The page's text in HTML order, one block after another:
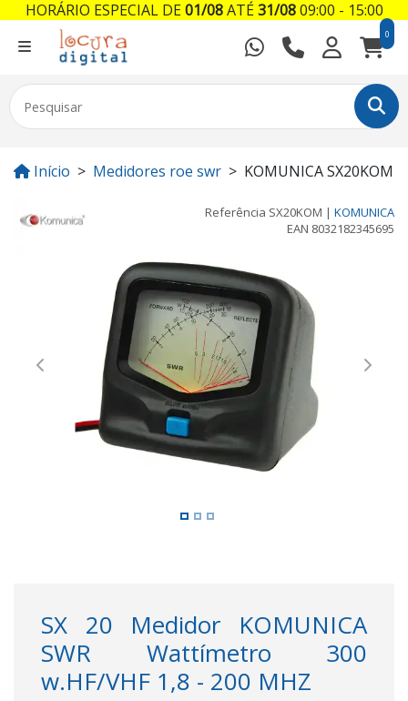
0
Início Medidores roe swr KOMUNICA SX20KOM
Referência SX20KOM | KOMUNICA
EAN 8032182345695
Previous Next
SX 20 Medidor KOMUNICA
SWR Wattímetro 300
w.HF/VHF 1,8 - 200 MHZ
HORÁRIO ESPECIAL DE01/08ATÉ31/0809:00 - 15:00